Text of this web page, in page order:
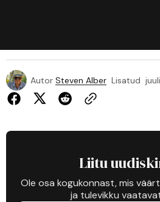
Autor Steven Alber Lisatud
Liitu
Ole osa kogukonnast, mis
ja tulevikku